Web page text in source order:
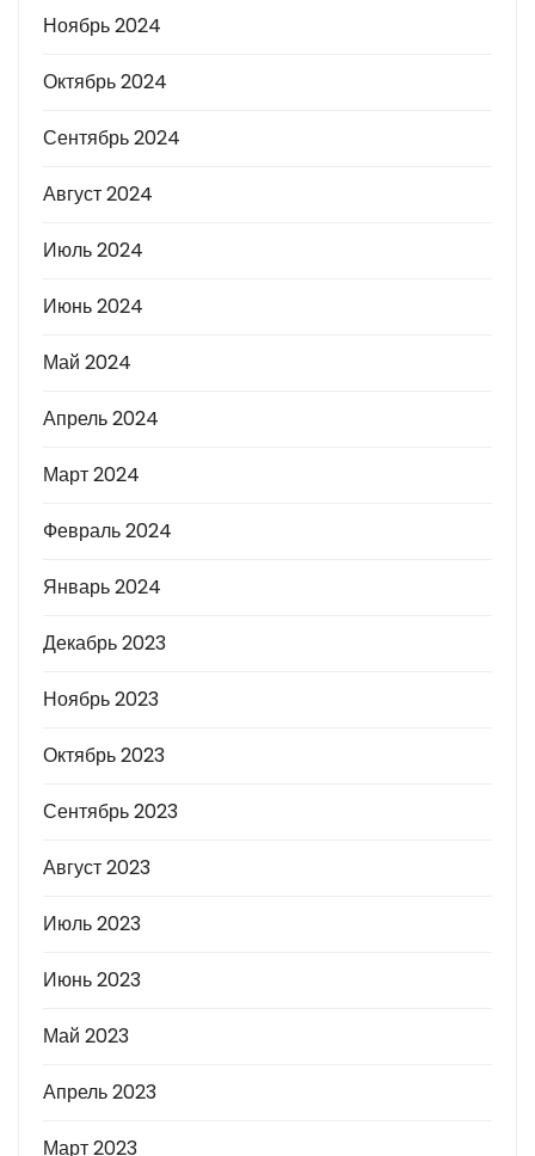
Ноябрь 2024
Октябрь 2024
Сентябрь 2024
Август 2024
Июль 2024
Июнь 2024
Май 2024
Апрель 2024
Март 2024
Февраль 2024
Январь 2024
Декабрь 2023
Ноябрь 2023
Октябрь 2023
Сентябрь 2023
Август 2023
Июль 2023
Июнь 2023
Май 2023
Апрель 2023
Март 2023